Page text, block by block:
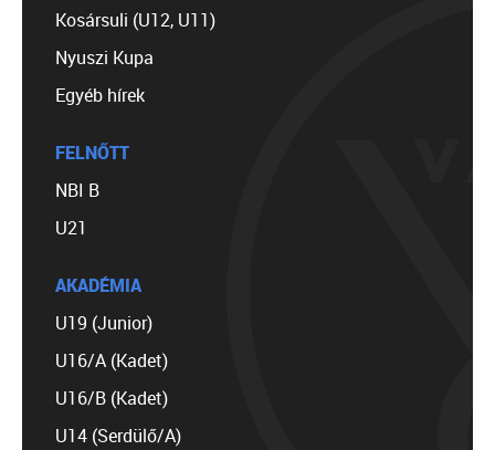
Kosársuli (U12, U11)
Nyuszi Kupa
Egyéb hírek
FELNŐTT
NBI B
U21
AKADÉMIA
U19 (Junior)
U16/A (Kadet)
U16/B (Kadet)
U14 (Serdülő/A)